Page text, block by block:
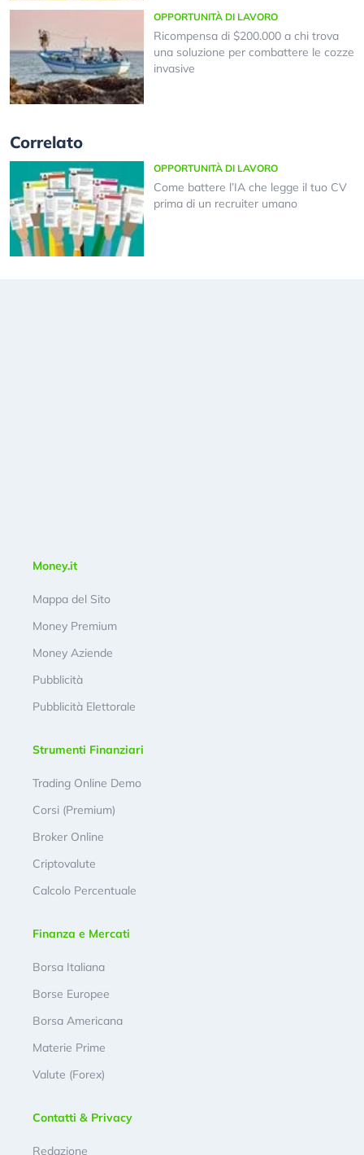
OPPORTUNITÀ DI LAVORO
Ricompensa di $200.000 a chi trova
una soluzione per combattere le cozze
invasive
Correlato
OPPORTUNITÀ DI LAVORO
Come battere l’IA che legge il tuo CV
prima di un recruiter umano
Money.it
Mappa del Sito
Money Premium
Money Aziende
Pubblicità
Pubblicità Elettorale
Strumenti Finanziari
Trading Online Demo
Corsi (Premium)
Broker Online
Criptovalute
Calcolo Percentuale
Finanza e Mercati
Borsa Italiana
Borse Europee
Borsa Americana
Materie Prime
Valute (Forex)
Contatti & Privacy
Redazione